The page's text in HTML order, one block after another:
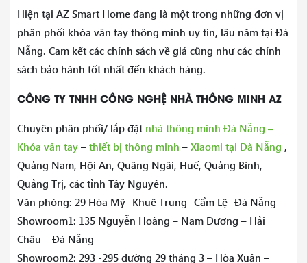
Hiện tại AZ Smart Home đang là một trong những đơn vị
phân phối khóa vân tay thông minh uy tín, lâu năm tại Đà
Nẵng. Cam kết các chính sách về giá cũng như các chính
sách bảo hành tốt nhất đến khách hàng.
CÔNG TY TNHH CÔNG NGHỆ NHÀ THÔNG MINH AZ
Chuyên phân phối/ lắp đặt nhà thông minh Đà Nẵng –
Khóa vân tay – thiết bị thông minh – Xiaomi tại Đà Nẵng ,
Quảng Nam, Hội An, Quãng Ngãi, Huế, Quảng Bình,
Quảng Trị, các tỉnh Tây Nguyên.
Văn phòng: 29 Hóa Mỹ- Khuê Trung- Cẩm Lệ- Đà Nẵng
Showroom1: 135 Nguyễn Hoàng – Nam Dương – Hải
Châu – Đà Nẵng
Showroom2: 293 -295 đường 29 tháng 3 – Hòa Xuân –